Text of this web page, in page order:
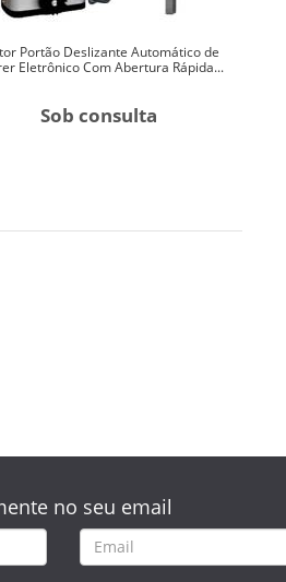
Portão Deslizante Automático de
Eletrônico Com Abertura Rápida...
Sob consulta
no seu email